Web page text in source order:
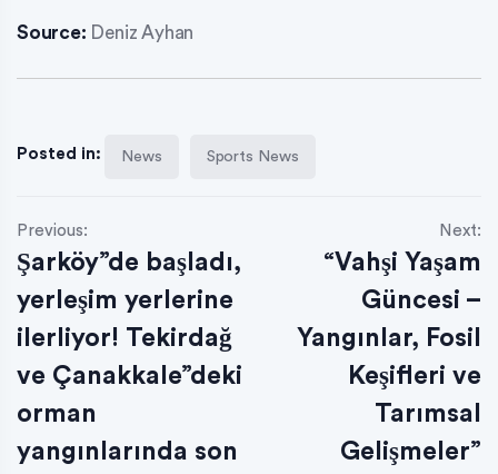
Source: Deniz Ayhan
Posted in: News Sports News
Previous:
Şarköy”de başladı,
yerleşim yerlerine
ilerliyor! Tekirdağ
ve Çanakkale”deki
orman
yangınlarında son
Next:
“Vahşi Yaşam
Güncesi –
Yangınlar, Fosil
Keşifleri ve
Tarımsal
Gelişmeler”